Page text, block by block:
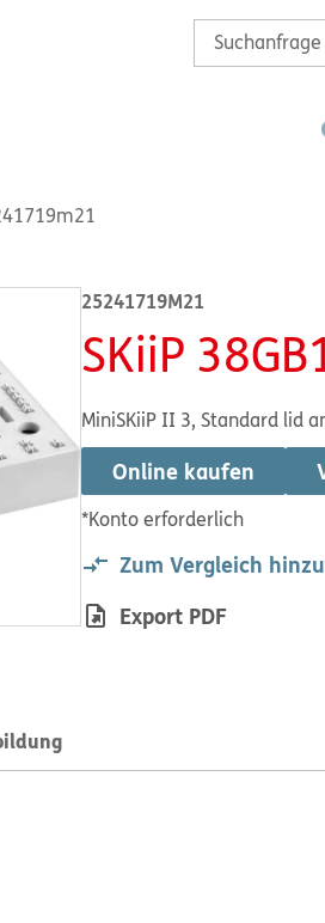
25241719M21
SKiiP
MiniSKiiP II 3, Standard lid
Online kaufen
*Konto erforderlich
Zum Vergleich
Export PDF